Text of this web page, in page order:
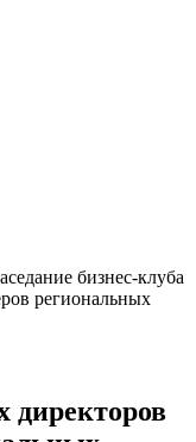
бизнес-клуба
региональных
директоров